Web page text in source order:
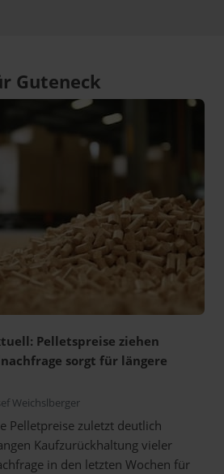
Guteneck
Pelletspreise ziehen
sorgt für längere
Weichslberger
Pelletpreise zuletzt deutlich
Kaufzurückhaltung vieler
in den letzten Wochen für